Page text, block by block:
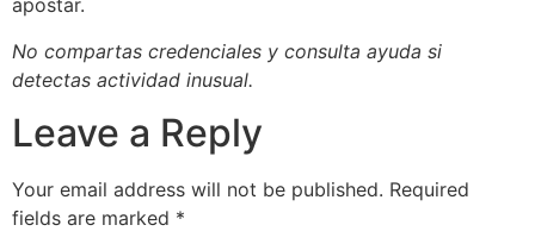
apostar.
No compartas credenciales y consulta ayuda si
detectas actividad inusual.
Leave a Reply
Your email address will not be published. Required
fields are marked *